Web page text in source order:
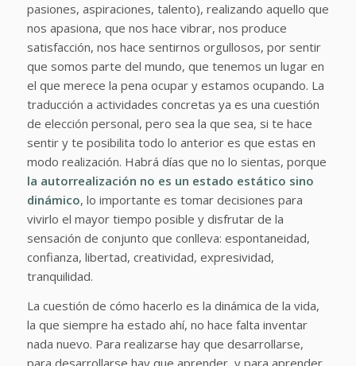
pasiones, aspiraciones, talento), realizando aquello que
nos apasiona, que nos hace vibrar, nos produce
satisfacción, nos hace sentirnos orgullosos, por sentir
que somos parte del mundo, que tenemos un lugar en
el que merece la pena ocupar y estamos ocupando. La
traducción a actividades concretas ya es una cuestión
de elección personal, pero sea la que sea, si te hace
sentir y te posibilita todo lo anterior es que estas en
modo realización. Habrá días que no lo sientas, porque
la autorrealización no es un estado estático sino
dinámico, lo importante es tomar decisiones para
vivirlo el mayor tiempo posible y disfrutar de la
sensación de conjunto que conlleva: espontaneidad,
confianza, libertad, creatividad, expresividad,
tranquilidad.
La cuestión de cómo hacerlo es la dinámica de la vida,
la que siempre ha estado ahí, no hace falta inventar
nada nuevo. Para realizarse hay que desarrollarse,